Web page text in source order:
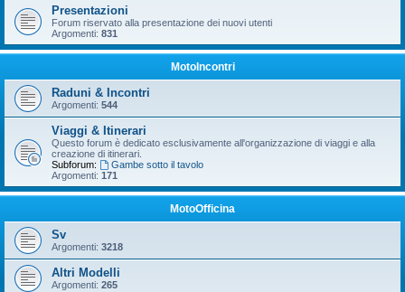
Presentazioni
Forum riservato alla presentazione dei nuovi utenti
Argomenti: 831
MotoIncontri
Raduni & Incontri
Argomenti: 544
Viaggi & Itinerari
Questo forum è dedicato esclusivamente all'organizzazione di viaggi e alla
creazione di itinerari.
Subforum:
Gambe sotto il tavolo
Argomenti: 171
MotoOfficina
Sv
Argomenti: 3218
Altri Modelli
Argomenti: 265